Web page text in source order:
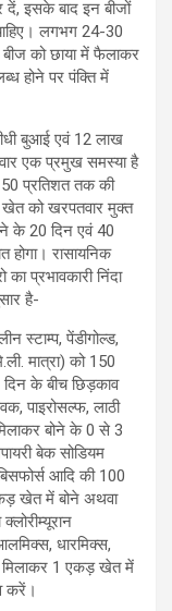
दें, इसके बाद इन बीजों
लगभग 24-30
को छाया में फैलाकर
होने पर पंक्ति में
बुआई एवं 12 लाख
एक प्रमुख समस्या है
50 प्रतिशत तक की
को खरपतवार मुक्त
के 20 दिन एवं 40
होगा। रासायनिक
का प्रभावकारी निंदा
है-
स्टाम्प, पेंडीगोल्ड,
मात्रा) को 150
के बीच छिड़काव
पाइरोसल्फ, लाठी
बोने के 0 से 3
बेक सोडियम
आदि की 100
खेत में बोने अथवा
धारमिक्स,
मिलाकर 1 एकड़ खेत में
करें।